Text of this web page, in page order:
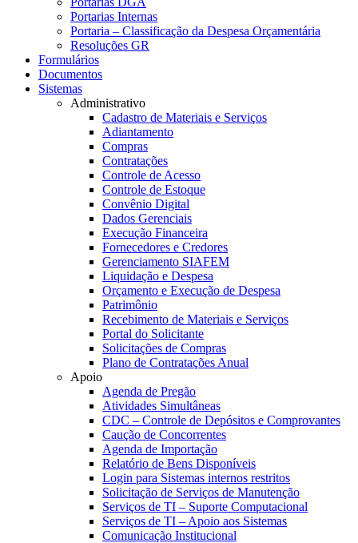
Portarias Internas
Portaria – Classificação da Despesa Orçamentária
Resoluções GR
Formulários
Documentos
Sistemas
Administrativo
Cadastro de Materiais e Serviços
Adiantamento
Compras
Contratações
Controle de Acesso
Controle de Estoque
Convênio Digital
Dados Gerenciais
Execução Financeira
Fornecedores e Credores
Gerenciamento SIAFEM
Liquidação e Despesa
Orçamento e Execução de Despesa
Patrimônio
Recebimento de Materiais e Serviços
Portal do Solicitante
Solicitações de Compras
Plano de Contratações Anual
Apoio
Agenda de Pregão
Atividades Simultâneas
CDC – Controle de Depósitos e Comprovantes
Caução de Concorrentes
Agenda de Importação
Relatório de Bens Disponíveis
Login para Sistemas internos restritos
Solicitação de Serviços de Manutenção
Serviços de TI – Suporte Computacional
Serviços de TI – Apoio aos Sistemas
Comunicação Institucional